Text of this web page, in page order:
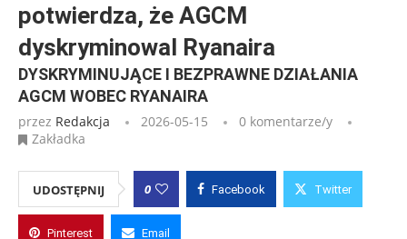
potwierdza, że AGCM
dyskryminowal Ryanaira
DYSKRYMINUJĄCE I BEZPRAWNE DZIAŁANIA
AGCM WOBEC RYANAIRA
przez Redakcja 2026-05-15
0 komentarze/y
Zakładka
UDOSTĘPNIJ 0 Facebook Twitter
Pinterest Email